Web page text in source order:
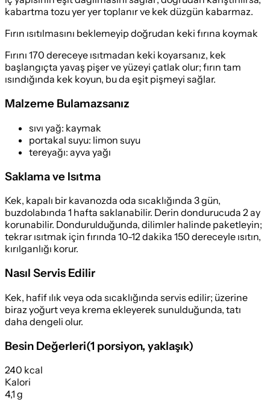
kabartma tozu yer yer toplanır ve kek düzgün kabarmaz.
Fırın ısıtılmasını beklemeyip doğrudan keki fırına koymak
Fırını 170 dereceye ısıtmadan keki koyarsanız, kek
başlangıçta yavaş pişer ve yüzeyi çatlak olur; fırın tam
ısındığında kek koyun, bu da eşit pişmeyi sağlar.
Malzeme Bulamazsanız
sıvı yağ: kaymak
portakal suyu: limon suyu
tereyağı: ayva yağı
Saklama ve Isıtma
Kek, kapalı bir kavanozda oda sıcaklığında 3 gün,
buzdolabında 1 hafta saklanabilir. Derin dondurucuda 2 ay
korunabilir. Dondurulduğunda, dilimler halinde paketleyin;
tekrar ısıtmak için fırında 10-12 dakika 150 dereceyle ısıtın,
kırılganlığı korur.
Nasıl Servis Edilir
Kek, hafif ılık veya oda sıcaklığında servis edilir; üzerine
biraz yoğurt veya krema ekleyerek sunulduğunda, tatı
daha dengeli olur.
Besin Değerleri(1 porsiyon, yaklaşık)
240 kcal
Kalori
4,1 g